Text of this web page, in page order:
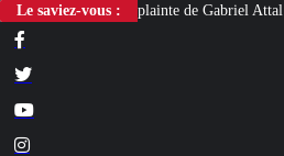
Le saviez-vous :« Ta chicha et ta